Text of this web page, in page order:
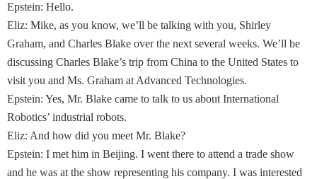
Epstein: Hello.
Eliz: Mike, as you know, we’ll be talking with you, Shirley
Graham, and Charles Blake over the next several weeks. We’ll be
discussing Charles Blake’s trip from China to the United States to
visit you and Ms. Graham at Advanced Technologies.
Epstein: Yes, Mr. Blake came to talk to us about International
Robotics’ industrial robots.
Eliz: And how did you meet Mr. Blake?
Epstein: I met him in Beijing. I went there to attend a trade show
and he was at the show representing his company. I was interested